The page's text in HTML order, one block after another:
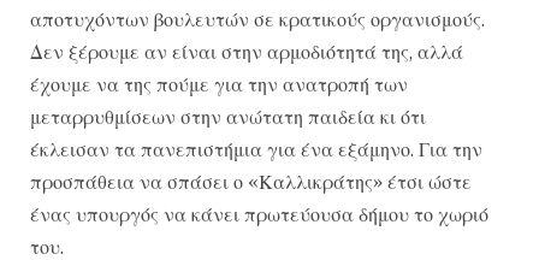
αποτυχόντων βουλευτών σε κρατικούς οργανισμούς.
Δεν ξέρουμε αν είναι στην αρμοδιότητά της, αλλά
έχουμε να της πούμε για την ανατροπή των
μεταρρυθμίσεων στην ανώτατη παιδεία κι ότι
έκλεισαν τα πανεπιστήμια για ένα εξάμηνο. Για την
προσπάθεια να σπάσει ο «Καλλικράτης» έτσι ώστε
ένας υπουργός να κάνει πρωτεύουσα δήμου το χωριό
του.